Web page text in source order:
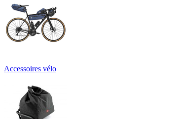
Accessoires vélo